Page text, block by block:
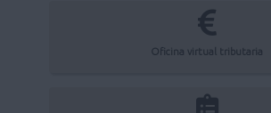
Oficina virtual tributaria